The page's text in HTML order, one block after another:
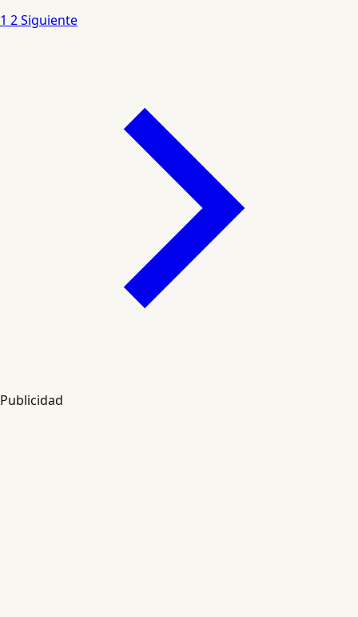
1 2Siguiente
Publicidad